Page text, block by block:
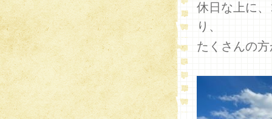
休日な上に
り、
たくさんの